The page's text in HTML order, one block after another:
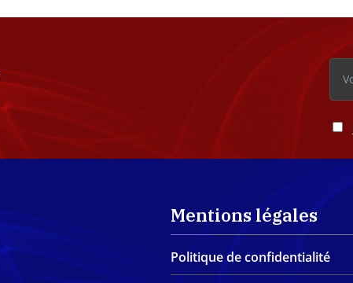
Mentions légales
Politique de confidentialité